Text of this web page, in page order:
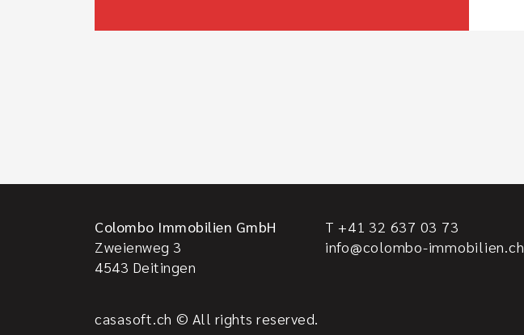
Colombo Immobilien GmbH
Zweienweg 3
4543 Deitingen
T +41 32 637 03 73
info@colombo-immobilien.ch
casasoft.ch © All rights reserved.